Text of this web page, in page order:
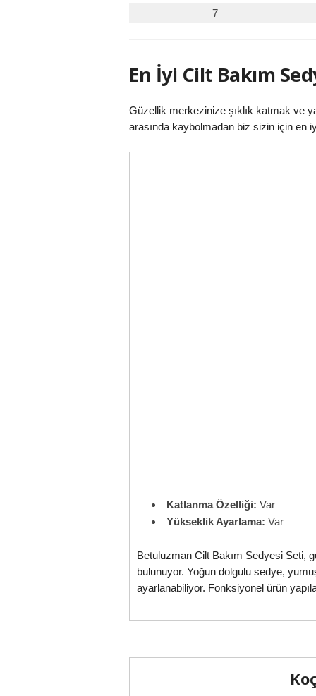
7
En İyi Cilt Bakım
Güzellik merkezinize şıklık katmak ve
arasında kaybolmadan biz sizin için en
Katlanma Özelliği: Var
Yükseklik Ayarlama: Var
Betuluzman Cilt Bakım Sedyesi Seti,
bulunuyor. Yoğun dolgulu sedye,
ayarlanabiliyor. Fonksiyonel ürün